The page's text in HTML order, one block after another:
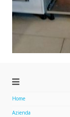
Home
Azienda